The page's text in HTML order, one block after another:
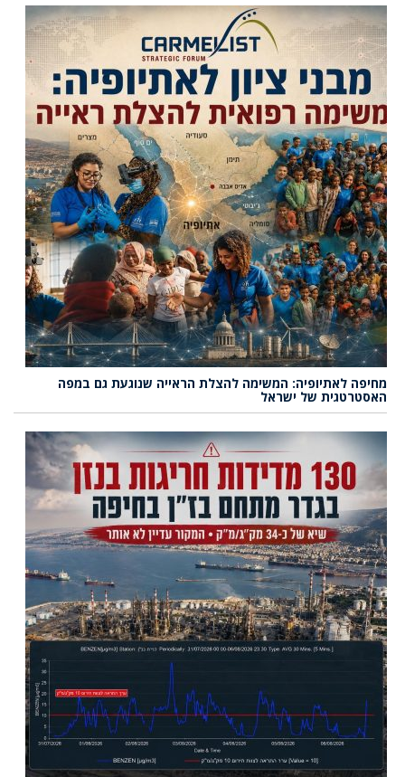
מחיפה לאתיופיה: המשימה להצלת הראייה שנוגעת גם במפה
האסטרטגית של ישראל